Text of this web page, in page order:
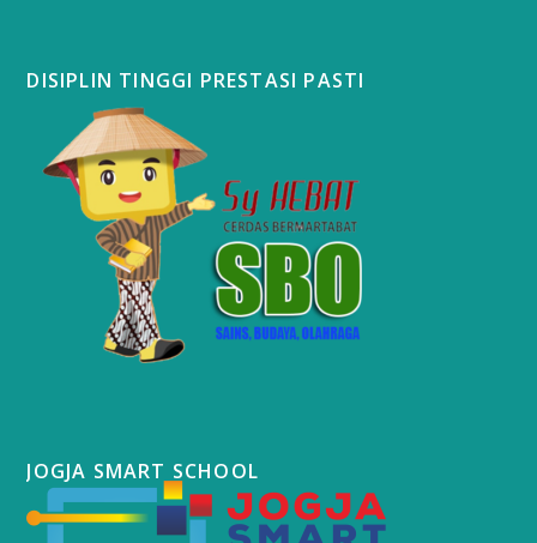
DISIPLIN TINGGI PRESTASI PASTI
JOGJA SMART SCHOOL